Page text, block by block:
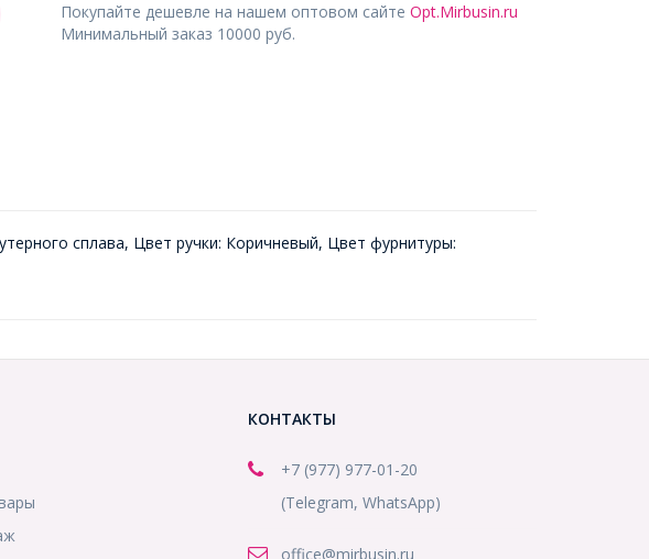
Покупайте дешевле на нашем оптовом сайте Opt.Mirbusin.ru
Минимальный заказ 10000 руб.
сплава, Цвет ручки: Коричневый, Цвет фурнитуры:
КОНТАКТЫ
+7 (977) 977-01-20
(Telegram, WhatsApp)
office@mirbusin.ru